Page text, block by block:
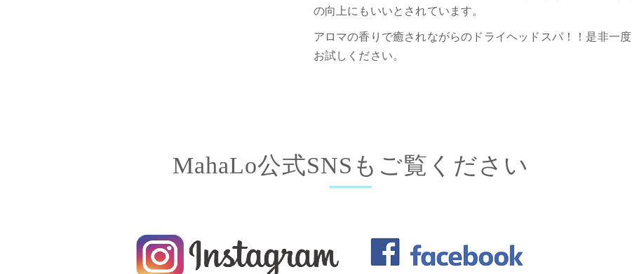
の向上にもいいとされています。
アロマの香りで癒されながらのドライヘッドスパ！！是非一度
お試しください。
MahaLo公式SNSもご覧ください